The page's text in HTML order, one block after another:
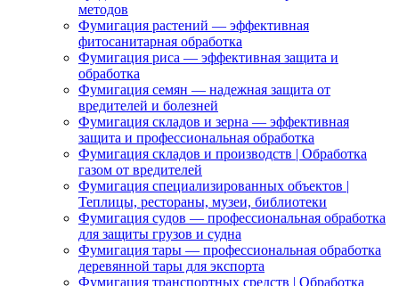
методов
Фумигация растений — эффективная
фитосанитарная обработка
Фумигация риса — эффективная защита и
обработка
Фумигация семян — надежная защита от
вредителей и болезней
Фумигация складов и зерна — эффективная
защита и профессиональная обработка
Фумигация складов и производств | Обработка
газом от вредителей
Фумигация специализированных объектов |
Теплицы, рестораны, музеи, библиотеки
Фумигация судов — профессиональная обработка
для защиты грузов и судна
Фумигация тары — профессиональная обработка
деревянной тары для экспорта
Фумигация транспортных средств | Обработка